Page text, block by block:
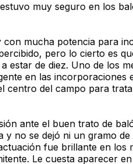
muy seguro en los
mucha potencia para
pero lo cierto es
estar de diez. Uno de los
en las
centro del campo para
ante el buen trato de
y no se dejó ni un gramo
fue brillante en
Le cuesta aparecer